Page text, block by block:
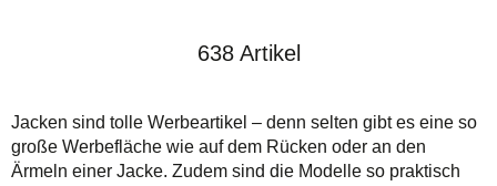
638 Artikel
Jacken sind tolle Werbeartikel – denn selten gibt es eine so
große Werbefläche wie auf dem Rücken oder an den
Ärmeln einer Jacke. Zudem sind die Modelle so praktisch